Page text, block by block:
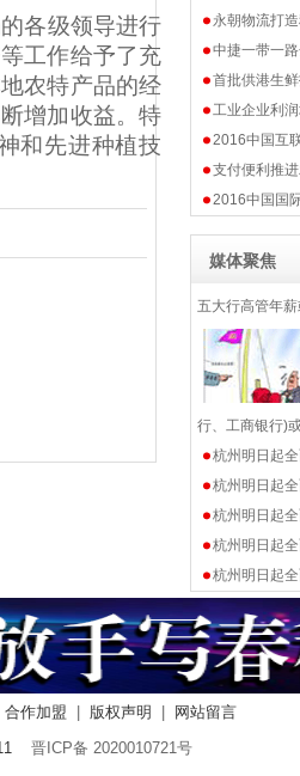
各级领导进行
工作给予了充
农特产品的经
增加收益。特
和先进种植技
永朝物流打
中捷一带一
首批供港生
工业企业利
2016中国互
支付便利推
2016中国国
媒体聚焦
五大行高管年薪
行、工商银行)
杭州明日起
杭州明日起
杭州明日起
杭州明日起
杭州明日起
合作加盟 版权声明
网站留言
晋ICP备 2020010721号